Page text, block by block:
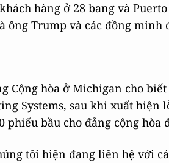
hàng ở 28 bang và
ông Trump và các đồng
Cộng hòa ở Michigan cho
Systems, sau khi xuất
phiếu bầu cho đảng cộng hòa
tôi hiện đang liên hệ với